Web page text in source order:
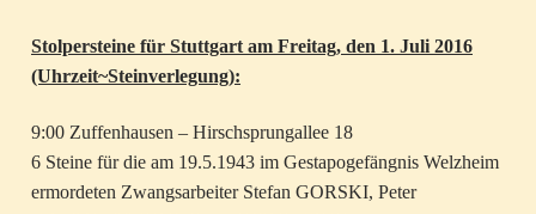
Stolpersteine für Stuttgart am Freitag, den 1. Juli 2016
(Uhrzeit~Steinverlegung):
9:00 Zuffenhausen – Hirschsprungallee 18
6 Steine für die am 19.5.1943 im Gestapogefängnis Welzheim
ermordeten Zwangsarbeiter Stefan GORSKI, Peter